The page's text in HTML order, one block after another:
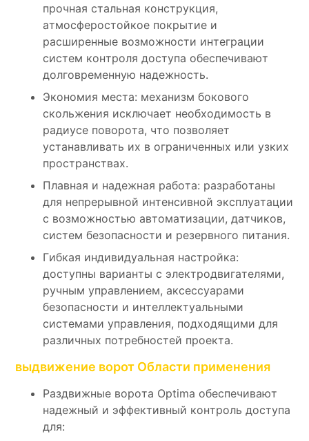
прочная стальная конструкция,
атмосферостойкое покрытие и
расширенные возможности интеграции
систем контроля доступа обеспечивают
долговременную надежность.
Экономия места: механизм бокового
скольжения исключает необходимость в
радиусе поворота, что позволяет
устанавливать их в ограниченных или узких
пространствах.
Плавная и надежная работа: разработаны
для непрерывной интенсивной эксплуатации
с возможностью автоматизации, датчиков,
систем безопасности и резервного питания.
Гибкая индивидуальная настройка:
доступны варианты с электродвигателями,
ручным управлением, аксессуарами
безопасности и интеллектуальными
системами управления, подходящими для
различных потребностей проекта.
выдвижение ворот Области применения
Раздвижные ворота Optima обеспечивают
надежный и эффективный контроль доступа
для: